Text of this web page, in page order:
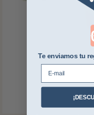
Te enviamos tu